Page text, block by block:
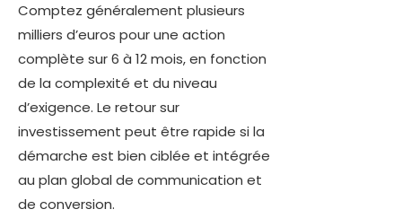
Comptez généralement plusieurs
milliers d’euros pour une action
complète sur 6 à 12 mois, en fonction
de la complexité et du niveau
d’exigence. Le retour sur
investissement peut être rapide si la
démarche est bien ciblée et intégrée
au plan global de communication et
de conversion.